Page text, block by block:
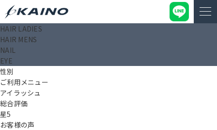
HAIR LADIES
HAIR MENS
NAIL
EYE
浅井 美津
投稿日： 2025.05.09
タイトル（〇〇様）
年齢
性別
ご利用メニュー
アイラッシュ
総合評価
星5
お客様の声